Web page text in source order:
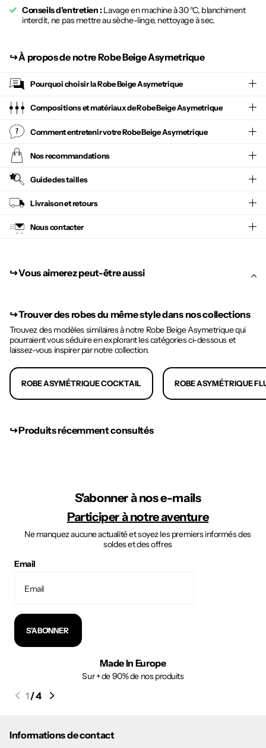
Conseils d'entretien :Lavage en machine à 30 °C, blanchiment
interdit, ne pas mettre au sèche-linge, nettoyage à sec.
↪︎À propos de notre Robe Beige Asymetrique
Pourquoi choisir laRobe Beige Asymetrique
Compositions et matériaux de Robe Beige Asymetrique
Comment entretenir votreRobe Beige Asymetrique
Nos recommandations
Guide des tailles
Livraison et retours
Nous contacter
↪︎ Vous aimerez peut-être aussi
↪︎Trouver des robes du même style dans nos collections
Trouvez des modèles similaires à notre Robe Beige Asymetrique qui
pourraient vous séduire en explorant les catégories ci-dessous et
laissez-vous inspirer par notre collection.
ROBE ASYMÉTRIQUE COCKTAIL ROBE ASYMÉTRIQUE
↪︎ Produits récemment consultés
S'abonner à nos e-mails
Participer à notre aventure
Ne manquez aucune actualité et soyez les premiers informés des
soldes et des offres
Email
S'ABONNER
Made In Europe
Sur + de 90% de nos produits
1/4
Informations de contact